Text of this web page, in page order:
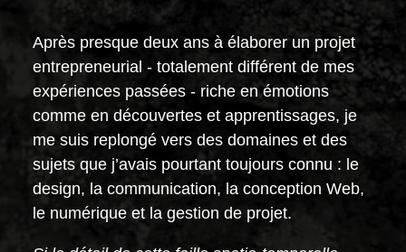
Après presque deux ans à élaborer un projet
entrepreneurial - totalement différent de mes
expériences passées - riche en émotions
comme en découvertes et apprentissages, je
me suis replongé vers des domaines et des
sujets que j’avais pourtant toujours connu : le
design, la communication, la conception Web,
le numérique et la gestion de projet.